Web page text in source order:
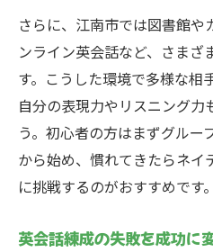
さらに、江南市では図書館
ンライン英会話など、さまざ
す。こうした環境で多様な相
自分の表現力やリスニング力
う。初心者の方はまずグルー
から始め、慣れてきたらネイ
に挑戦するのがおすすめです。
英会話練成の失敗を成功に